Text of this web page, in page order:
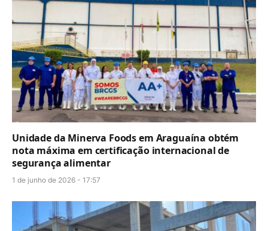
Unidade da Minerva Foods em Araguaína obtém
nota máxima em certificação internacional de
segurança alimentar
1 de junho de 2026 - 17:57